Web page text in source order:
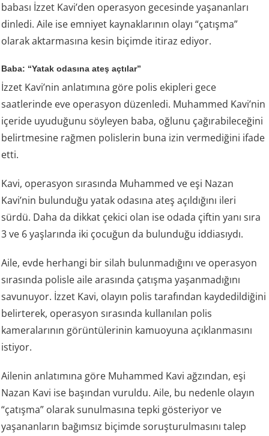
babası İzzet Kavi’den operasyon gecesinde yaşananları
dinledi. Aile ise emniyet kaynaklarının olayı “çatışma”
olarak aktarmasına kesin biçimde itiraz ediyor.
Baba: “Yatak odasına ateş açtılar”
İzzet Kavi’nin anlatımına göre polis ekipleri gece
saatlerinde eve operasyon düzenledi. Muhammed Kavi’nin
içeride uyuduğunu söyleyen baba, oğlunu çağırabileceğini
belirtmesine rağmen polislerin buna izin vermediğini ifade
etti.
Kavi, operasyon sırasında Muhammed ve eşi Nazan
Kavi’nin bulunduğu yatak odasına ateş açıldığını ileri
sürdü. Daha da dikkat çekici olan ise odada çiftin yanı sıra
3 ve 6 yaşlarında iki çocuğun da bulunduğu iddiasıydı.
Aile, evde herhangi bir silah bulunmadığını ve operasyon
sırasında polisle aile arasında çatışma yaşanmadığını
savunuyor. İzzet Kavi, olayın polis tarafından kaydedildiğini
belirterek, operasyon sırasında kullanılan polis
kameralarının görüntülerinin kamuoyuna açıklanmasını
istiyor.
Ailenin anlatımına göre Muhammed Kavi ağzından, eşi
Nazan Kavi ise başından vuruldu. Aile, bu nedenle olayın
“çatışma” olarak sunulmasına tepki gösteriyor ve
yaşananların bağımsız biçimde soruşturulmasını talep